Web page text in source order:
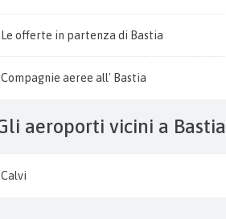
Le offerte in partenza di Bastia
Compagnie aeree all' Bastia
Gli aeroporti vicini a Bastia
Calvi